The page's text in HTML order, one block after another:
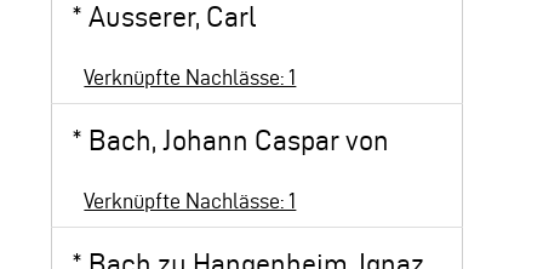
*Ausserer, Carl
Verknüpfte Nachlässe: 1
* Bach, Johann Caspar von
Verknüpfte Nachlässe: 1